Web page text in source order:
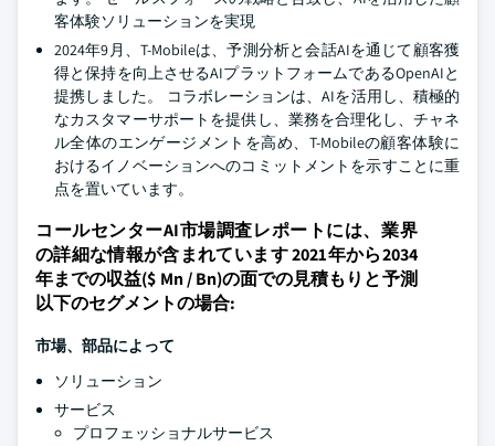
客体験ソリューションを実現
2024年9月、T-Mobileは、予測分析と会話AIを通じて顧客獲
得と保持を向上させるAIプラットフォームであるOpenAIと
提携しました。 コラボレーションは、AIを活用し、積極的
なカスタマーサポートを提供し、業務を合理化し、チャネ
ル全体のエンゲージメントを高め、T-Mobileの顧客体験に
おけるイノベーションへのコミットメントを示すことに重
点を置いています。
コールセンターAI市場調査レポートには、業界
の詳細な情報が含まれています 2021年から2034
年までの収益($ Mn / Bn)の面での見積もりと予測
以下のセグメントの場合:
市場、部品によって
ソリューション
サービス
プロフェッショナルサービス